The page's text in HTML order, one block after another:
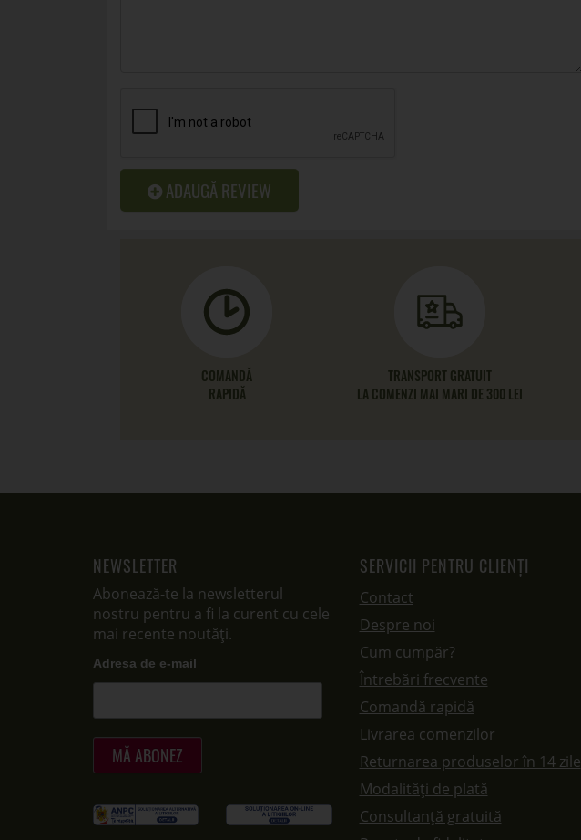
ADAUGĂ REVIEW
COMANDĂ
RAPIDĂ
TRANSPORT GRATUIT
LA COMENZI MAI MARI DE 300 LEI
NEWSLETTER
Abonează-te la newsletterul
nostru pentru a fi la curent cu cele
mai recente noutăți.
Adresa de e-mail
SERVICII PENTRU CLIENȚI
Contact
Despre noi
Cum cumpăr?
Întrebări frecvente
Comandă rapidă
Livrarea comenzilor
Returnarea produselor în 14 zile
Modalități de plată
Consultanță gratuită